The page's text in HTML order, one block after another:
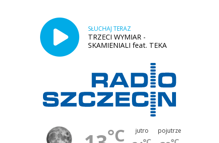
SŁUCHAJ TERAZ
TRZECI WYMIAR -
SKAMIENIALI feat. TEKA
°C jutro pojutrze